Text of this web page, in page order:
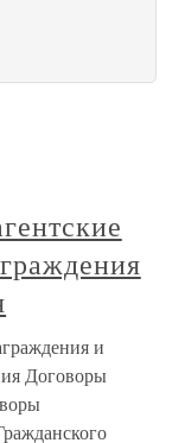
и
Договоры